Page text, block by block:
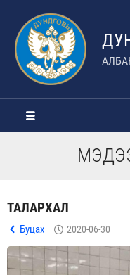
ТАЛАРХАЛ
Буцах 2020-06-30